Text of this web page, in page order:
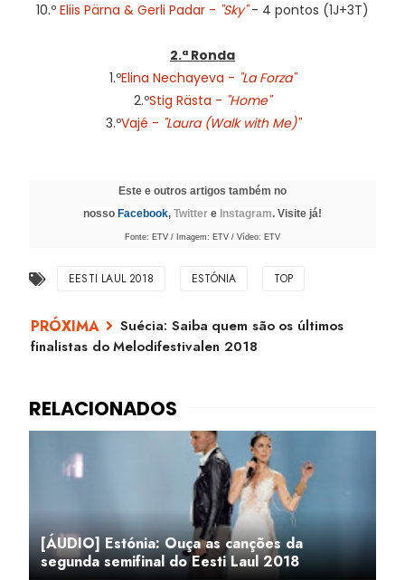
10.º Eliis Pärna & Gerli Padar - "Sky"- 4 pontos (1J+3T)
2.ª Ronda
1.ºElina Nechayeva - "La Forza"
2.ºStig Rästa - "Home"
3.ºVajé - "Laura (Walk with Me)"
Este e outros artigos também no
nosso Facebook, Twitter e Instagram. Visite já!
Fonte: ETV / Imagem: ETV / Vídeo: ETV
EESTI LAUL 2018 ESTÓNIA TOP
Suécia: Saiba quem são os últimos
finalistas do Melodifestivalen 2018
[ÁUDIO] Estónia: Ouça as canções da
segunda semifinal do Eesti Laul 2018